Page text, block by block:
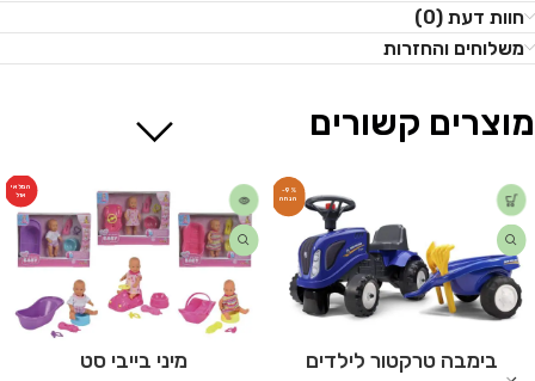
חוות דעת (0)
משלוחים והחזרות
מוצרים קשורים
-9%
בימבה טרקטור לילדים
המלאי
אזל
מיני בייבי סט